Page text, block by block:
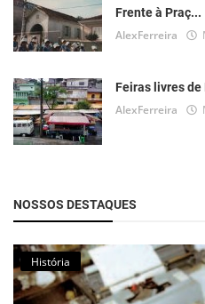
Frente à Praç...
AlexFerreira
Feiras livres de
AlexFerreira
NOSSOS DESTAQUES
História